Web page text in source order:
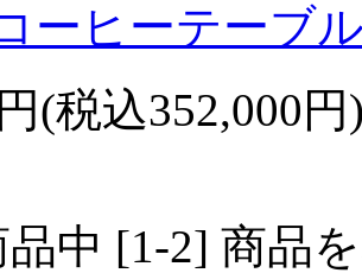
ーヒーテーブ
(税込352,000円
中 [1-2] 商品